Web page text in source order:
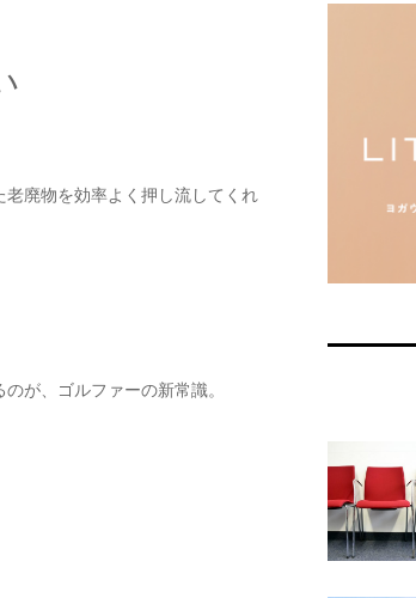
廃物を効率よく押し流してくれ
が、ゴルファーの新常識。